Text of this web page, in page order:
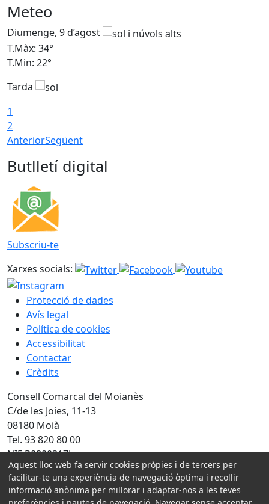
Meteo
Diumenge, 9 d’agost
T.Màx: 34°
T.Min: 22°
Tarda
1
2
AnteriorSegüent
Butlletí digital
Subscriu-te
Xarxes socials:
Protecció de dades
Avís legal
Política de cookies
Accessibilitat
Contactar
Crèdits
Consell Comarcal del Moianès
C/de les Joies, 11-13
08180 Moià
Tel. 93 820 80 00
NIF P0800317J
Amb la col·laboració de:
Aquest lloc web fa servir cookies pròpies i de tercers per
facilitar-te una experiència de navegació òptima i recollir
informació anònima per millorar i adaptar-nos a les teves